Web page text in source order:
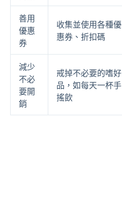
善用
優惠
券
收集並使用各種優
惠券、折扣碼
減少
不必
要開
銷
戒掉不必要的嗜好
品，如每天一杯手
搖飲